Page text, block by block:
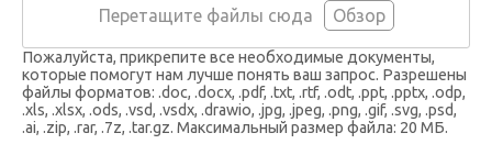
Перетащите файлы сюда Обзор
Пожалуйста, прикрепите все необходимые документы,
которые помогут нам лучше понять ваш запрос. Разрешены
файлы форматов: .doc, .docx, .pdf, .txt, .rtf, .odt, .ppt, .pptx, .odp,
.xls, .xlsx, .ods, .vsd, .vsdx, .drawio, .jpg, .jpeg, .png, .gif, .svg, .psd,
.ai, .zip, .rar, .7z, .tar.gz. Максимальный размер файла: 20 МБ.